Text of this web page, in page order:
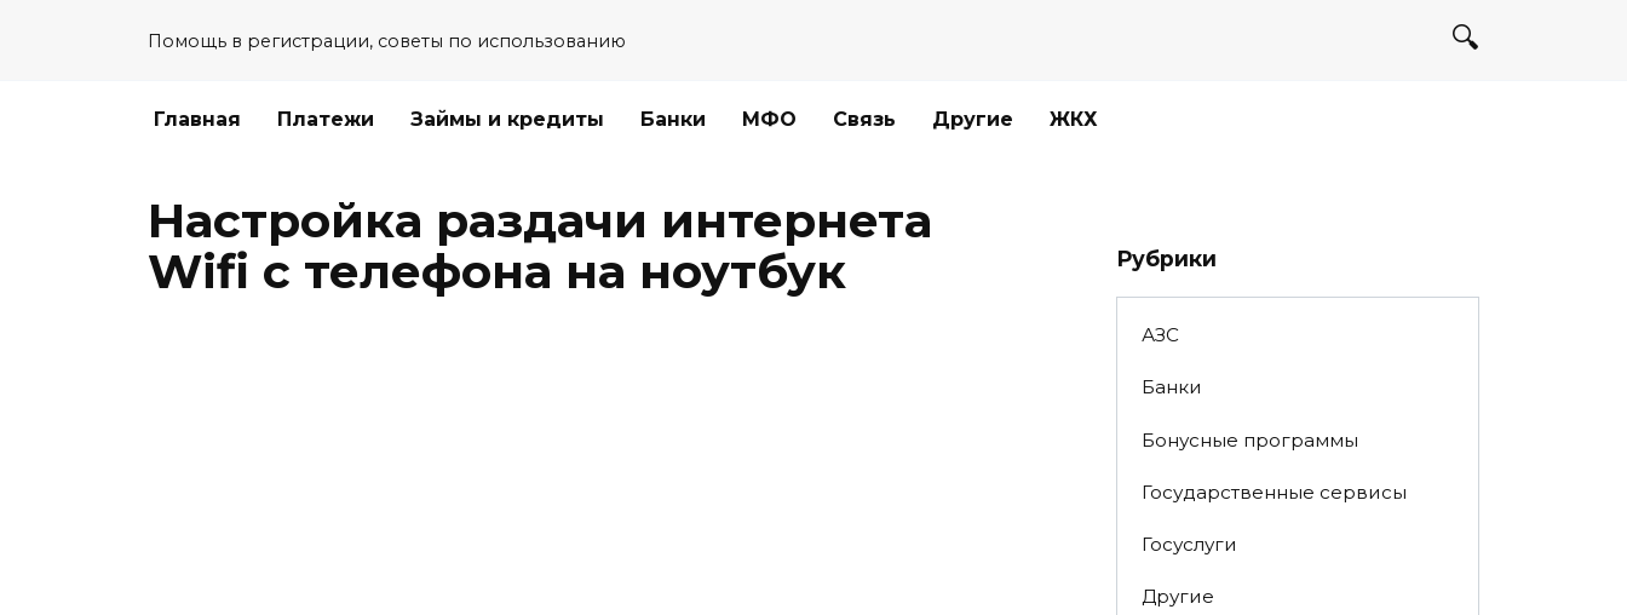
Помощь в регистрации, советы по использованию
Главная Платежи Займы и кредиты Банки МФО Связь Другие ЖКХ
Настройка раздачи интернета
Wifi с телефона на ноутбук
Рубрики
АЗС
Банки
Бонусные программы
Государственные сервисы
Госуслуги
Другие